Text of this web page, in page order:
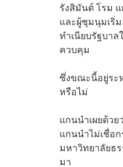
รังสิมันต์ โรม
และผู้ชุมนุมเริ่
ทำเนียบรัฐบา
ควบคุม
ซึ่งขณะนี้อยู่ระ
หรือไม่
แกนนำเผยด้ว
แกนนำไม่เชื่อ
มหาวิทยาลัยธ
มา